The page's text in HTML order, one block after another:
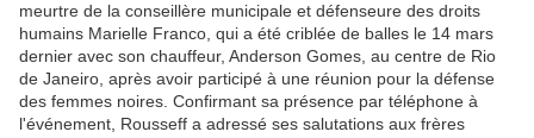
meurtre de la conseillère municipale et défenseure des droits
humains Marielle Franco, qui a été criblée de balles le 14 mars
dernier avec son chauffeur, Anderson Gomes, au centre de Rio
de Janeiro, après avoir participé à une réunion pour la défense
des femmes noires. Confirmant sa présence par téléphone à
l'événement, Rousseff a adressé ses salutations aux frères